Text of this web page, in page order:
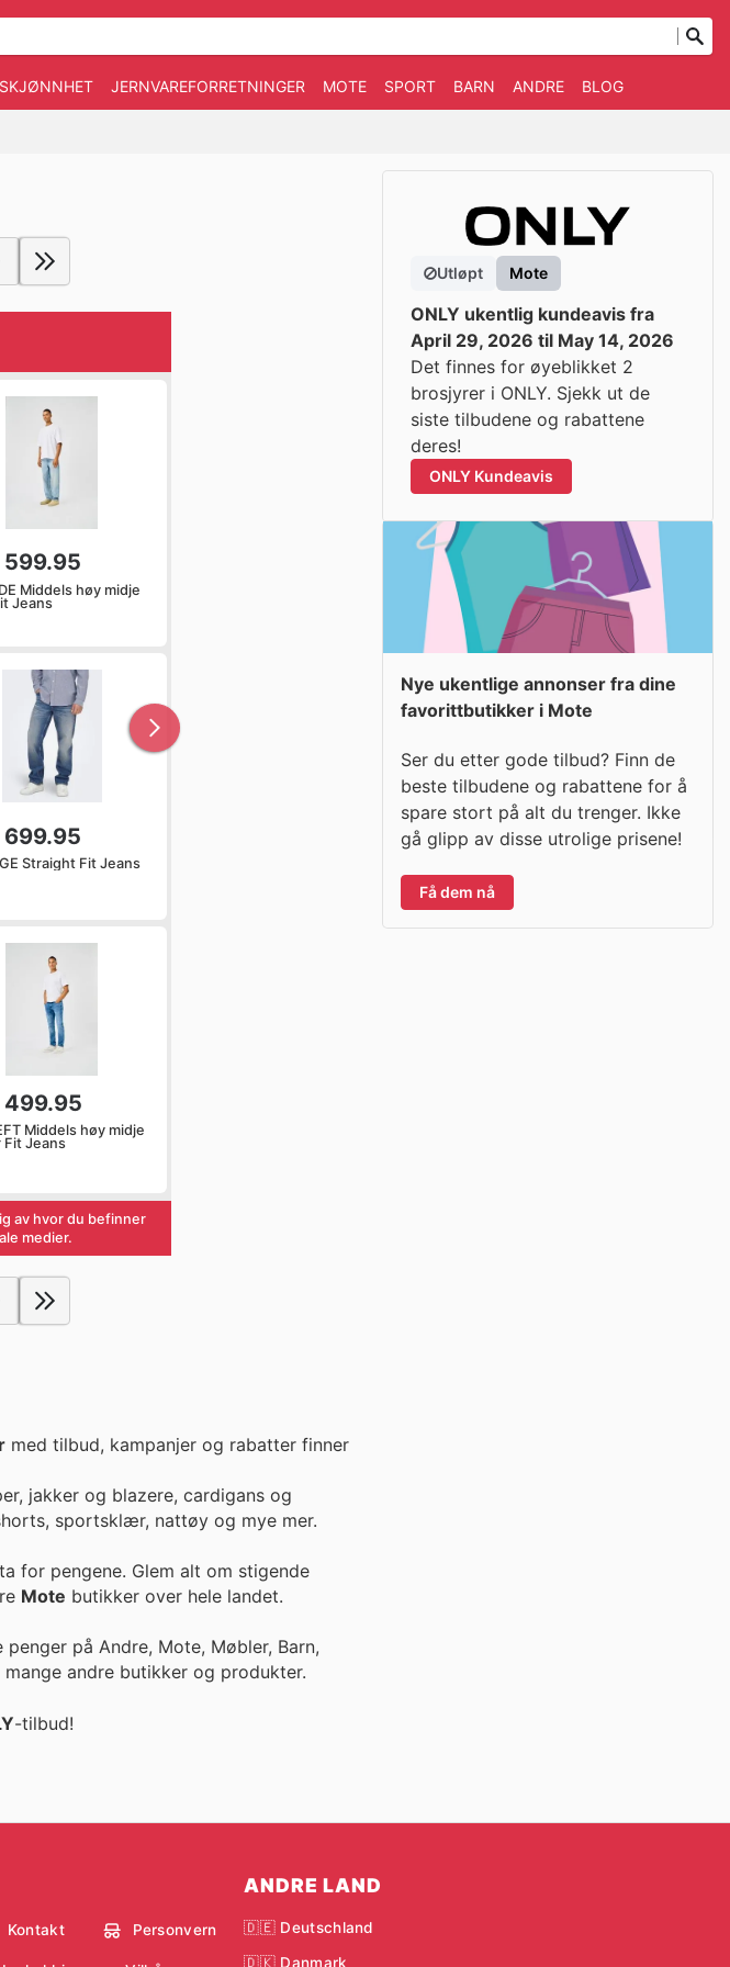
JERNVAREFORRETNINGER MOTE SPORT BARN ANDRE BLOG
599.95
Middels høy midje
Jeans
699.95
Straight Fit Jeans
499.95
Middels høy midje
Fit Jeans
av hvor du befinner
medier.
med tilbud, kampanjer og rabatter finner
jakker og blazere, cardigans og
sportsklær, nattøy og mye mer.
for pengene. Glem alt om stigende
Mote butikker over hele landet.
på Andre, Mote, Møbler, Barn,
andre butikker og produkter.
-tilbud!
Utløpt Mote
ONLY ukentlig kundeavis fra
April 29, 2026 til May 14, 2026
Det finnes for øyeblikket 2
brosjyrer i ONLY. Sjekk ut de
siste tilbudene og rabattene
deres!
ONLY Kundeavis
Nye ukentlige annonser fra dine
favorittbutikker i Mote
Ser du etter gode tilbud? Finn de
beste tilbudene og rabattene for å
spare stort på alt du trenger. Ikke
gå glipp av disse utrolige prisene!
Få dem nå
Kontakt Personvern
ANDRE LAND
🇩🇪 Deutschland
🇩🇰 Danmark